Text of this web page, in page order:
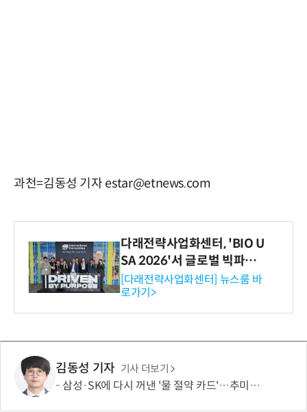
과천=김동성 기자 estar@etnews.com
다래전략사업화센터, 'BIO U
SA 2026'서 글로벌 빅파마
와의 비즈니스 미팅 지원…K
-바이오 해외 진출 교두보 확
보
[다래전략사업화센터] 뉴스룸 바
로가기>
김동성 기자 기사 더보기
삼성·SK에 다시 꺼낸 '물 절약 카드'…추미애 두 번째 행정지도